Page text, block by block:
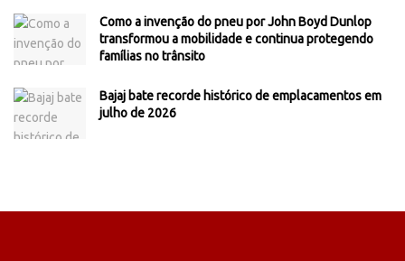
Como a invenção do pneu por John Boyd Dunlop
transformou a mobilidade e continua protegendo
famílias no trânsito
Bajaj bate recorde histórico de emplacamentos em
julho de 2026